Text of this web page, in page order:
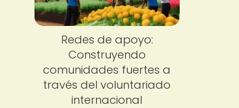
Redes de apoyo:
Construyendo
comunidades fuertes a
través del voluntariado
internacional